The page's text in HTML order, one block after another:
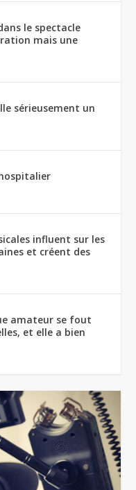
le spectacle
mais une
sérieusement un
influent sur les
et créent des
amateur se fout
et elle a bien